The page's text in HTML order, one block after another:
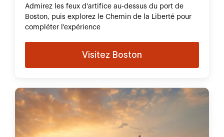
Admirez les feux d'artifice au-dessus du port de
Boston, puis explorez le Chemin de la Liberté pour
compléter l'expérience
Visitez Boston